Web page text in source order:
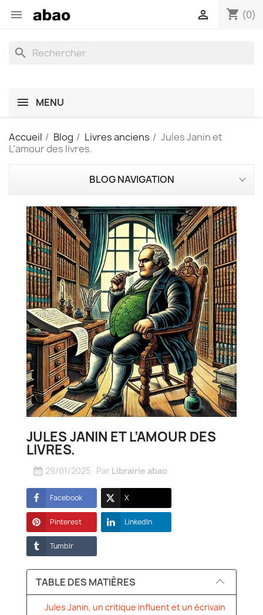
 shopping_cart (0)

search
MENU
Accueil Blog Livres anciens
Jules Janin et
L’amour des livres.
BLOG NAVIGATION
JULES JANIN ET L’AMOUR DES
LIVRES.
29/01/2025 Par Librairie abao
Facebook X
Pinterest LinkedIn
Tumblr
TABLE DES MATIÈRES
Jules Janin, un critique influent et un écrivain